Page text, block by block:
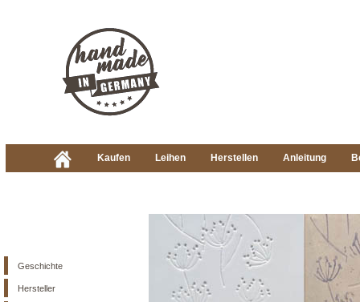
Kaufen Leihen Herstellen Anleitung
Geschichte
Hersteller